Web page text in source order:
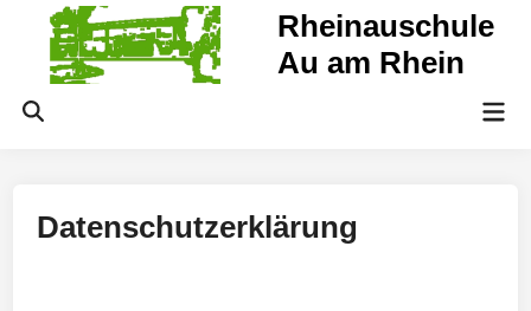
springen
Rheinauschule
Au am Rhein
Suche
Datenschutzerklärung